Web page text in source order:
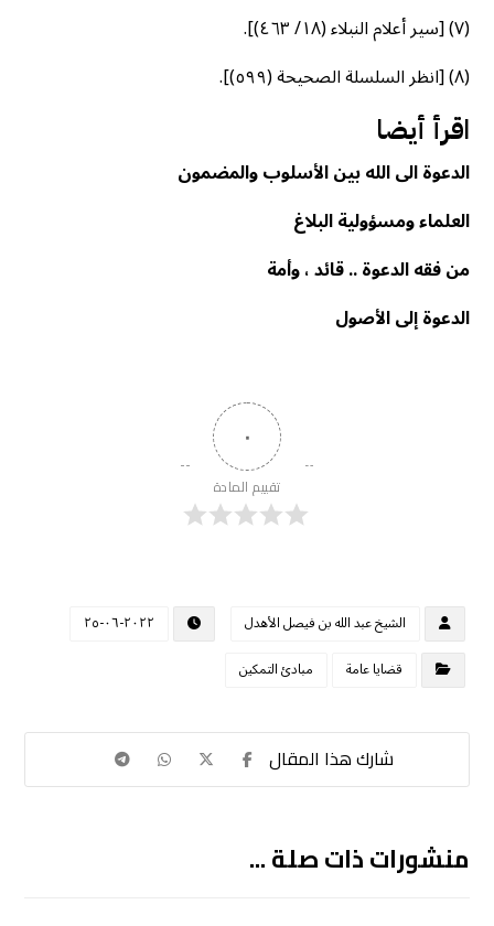
(٧) [سير أعلام النبلاء (١٨/ ٤٦٣)].
(٨) [انظر السلسلة الصحيحة (٥٩٩)].
اقرأ أيضا
الدعوة الى الله بين الأسلوب والمضمون
العلماء ومسؤولية البلاغ
من فقه الدعوة .. قائد ، وأمة
الدعوة إلى الأصول
٠
تقييم المادة
الشيخ عبد الله بن فيصل الأهدل
٢٠٢٢-٠٦-٢٥
قضايا عامة
مبادئ التمكين
منشورات ذات صلة ...